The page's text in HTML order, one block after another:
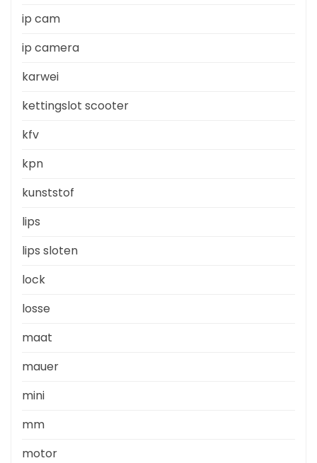
ip cam
ip camera
karwei
kettingslot scooter
kfv
kpn
kunststof
lips
lips sloten
lock
losse
maat
mauer
mini
mm
motor